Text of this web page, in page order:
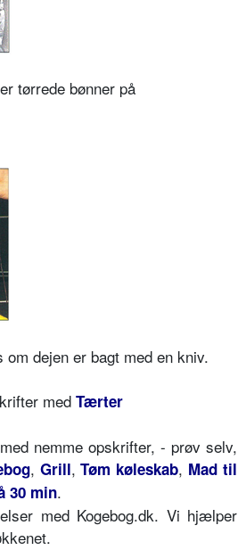
tørrede bønner på
om dejen er bagt med en kniv.
med Tærter
nemme opskrifter, - prøv selv,
, Grill,Tøm køleskab, Mad til
30 min.
med Kogebog.dk. Vi hjælper